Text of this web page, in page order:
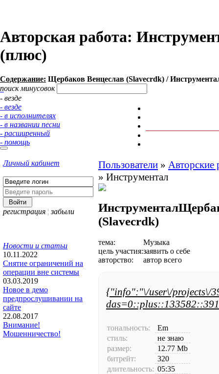
Авторская работа:
(плюс)
Содержание: Щербаков Венцеслав (Slavecrdk) /
поиск минусовок
- везде
- везде
- в исполнителях
- в названии песни
- расширенный
- помощь
Личный кабинет
регистрация ¦ забыли
Новости и статьи
10.11.2022
Снятие ограничений на
операции вне системы
03.03.2019
Новое в демо
предпрослушивании на
сайте
22.08.2017
Внимание!
Мошенничество!
Пользователи » Авторские
» Инструментал
Инструментал
(Slavecrdk)
тема:
Музыка
цель участия:заявить о себе
авторство:
автор всего
{"info":"\/user\/projects\/
тональность:
Em
стиль:
не знаю
размер:
12.77 Mb
битрейт:
320
длительность: 05:35